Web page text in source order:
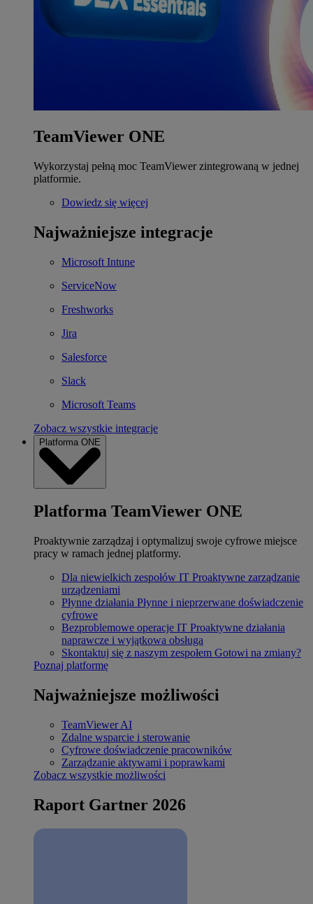
TeamViewer ONE
Wykorzystaj pełną moc TeamViewer zintegrowaną w jednej
platformie.
Dowiedz się więcej
Najważniejsze integracje
Microsoft Intune
ServiceNow
Freshworks
Jira
Salesforce
Slack
Microsoft Teams
Zobacz wszystkie integracje
Platforma ONE
Platforma TeamViewer ONE
Proaktywnie zarządzaj i optymalizuj swoje cyfrowe miejsce
pracy w ramach jednej platformy.
Dla niewielkich zespołów IT Proaktywne zarządzanie
urządzeniami
Płynne działania Płynne i nieprzerwane doświadczenie
cyfrowe
Bezproblemowe operacje IT Proaktywne działania
naprawcze i wyjątkowa obsługa
Skontaktuj się z naszym zespołem Gotowi na zmiany?
Poznaj platformę
Najważniejsze możliwości
TeamViewer AI
Zdalne wsparcie i sterowanie
Cyfrowe doświadczenie pracowników
Zarządzanie aktywami i poprawkami
Zobacz wszystkie możliwości
Raport Gartner 2026